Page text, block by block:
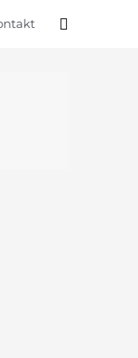
Suche